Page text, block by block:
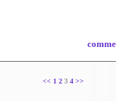
<< 1 2 3 4 >>